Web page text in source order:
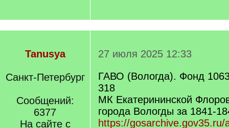
Tanusya
Санкт-Петербург
Сообщений:
6377
На сайте с
27 июля 2025 12:33
ГАВО (Вологда). Фонд
318
МК Екатерининской
города Вологды за 1841-
https://